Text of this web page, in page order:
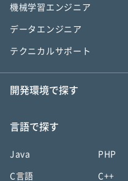
機械学習エンジニア
データエンジニア
テクニカルサポート
開発環境で探す
言語で探す
Java PHP
C言語 C++